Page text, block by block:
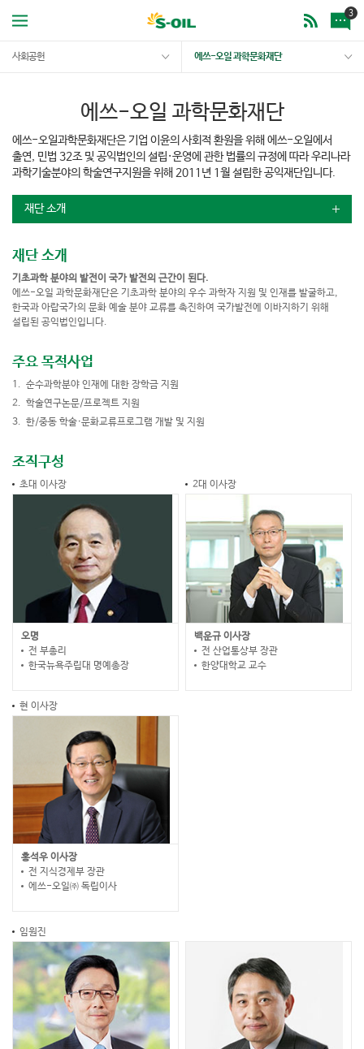
3
사회공헌 에쓰-오일 과학문화재단
에쓰-오일 과학문화재단
에쓰-오일과학문화재단은 기업 이윤의 사회적 환원을 위해 에쓰-오일에서
출연, 민법 32조 및 공익법인의 설립·운영에 관한 법률의 규정에 따라 우리나라
과학기술분야의 학술연구지원을 위해 2011년 1월 설립한 공익재단입니다.
재단 소개
재단 소개
기초과학 분야의 발전이 국가 발전의 근간이 된다.
에쓰-오일 과학문화재단은 기초과학 분야의 우수 과학자 지원 및 인재를 발굴하고,
한국과 아랍국가의 문화 예술 분야 교류를 촉진하여 국가발전에 이바지하기 위해
설립된 공익법인입니다.
주요 목적사업
순수과학분야 인재에 대한 장학금 지원
학술연구논문/프로젝트 지원
한/중동 학술·문화교류프로그램 개발 및 지원
조직구성
초대 이사장
오명
전 부총리
한국뉴욕주립대 명예총장
2대 이사장
백운규 이사장
전 산업통상부 장관
한양대학교 교수
현 이사장
홍석우 이사장
전 지식경제부 장관
에쓰-오일㈜ 독립이사
임원진